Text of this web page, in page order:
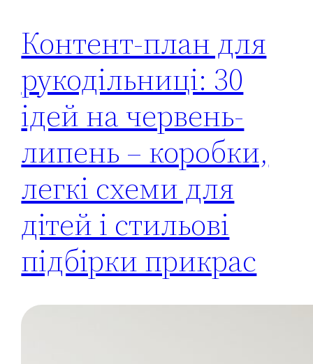
Контент-план для
рукодільниці: 30
ідей на червень-
липень – коробки,
легкі схеми для
дітей і стильові
підбірки прикрас